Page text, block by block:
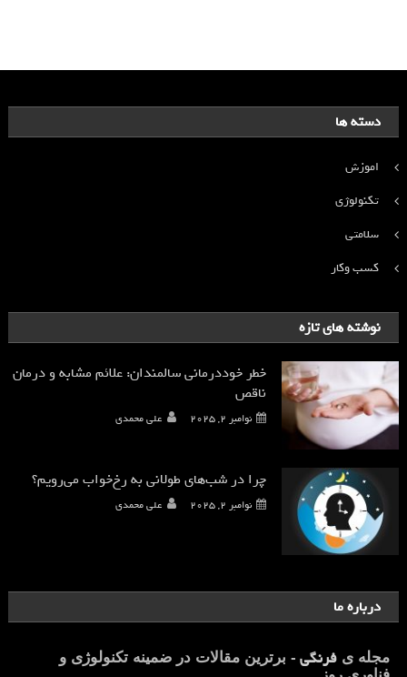
دسته ها
اموزش
تکنولوژی
سلامتی
کسب وکار
نوشته های تازه
خطر خوددرمانی سالمندان: علائم مشابه و درمان
ناقص
نوامبر 2, 2025 علی محمدی
چرا در شب‌های طولانی به رخ‌خواب می‌رویم؟
نوامبر 2, 2025 علی محمدی
درباره ما
مجله ی فرنگی - برترین مقالات در ضمینه تکنولوژی و